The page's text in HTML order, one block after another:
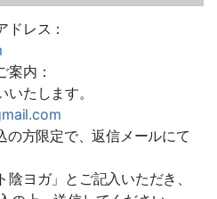
レス：
内：
たします。
の方限定で、返信メールにて
ヨガ」とご記入いただき、